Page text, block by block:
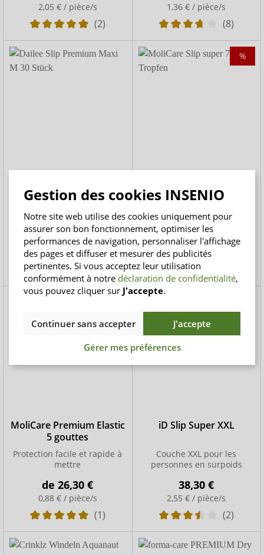
2,05 € / pièce/s
(2)
1,36 € / pièce/s
(8)
30 pièces
de26,90 €
0,90 € / pièce/s
(5)
%
gouttes
hommes et femmes
de 30,90 € 24,30 €
0,81 € / pièce/s
MoliCare Premium Elastic
5 gouttes
Protection facile et rapide à
mettre
de26,30 €
0,88 € / pièce/s
(1)
iD Slip Super XXL
Couche XXL pour les
personnes en surpoids
38,30 €
2,55 € / pièce/s
(2)
Gestion des cookies INSENIO
Notre site web utilise des cookies uniquement pour
assurer son bon fonctionnement, optimiser les
performances de navigation, personnaliser l'affichage
des pages et diffuser et mesurer des publicités
pertinentes. Si vous acceptez leur utilisation
conformément à notre déclaration de confidentialité,
vous pouvez cliquer sur J'accepte.
Continuer sans accepter
J'accepte
Gérer mes préférences